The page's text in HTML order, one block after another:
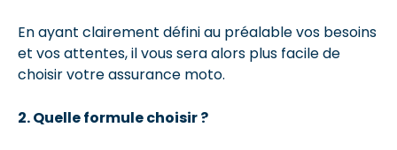
En ayant clairement défini au préalable vos besoins
et vos attentes, il vous sera alors plus facile de
choisir votre assurance moto.
2. Quelle formule choisir ?